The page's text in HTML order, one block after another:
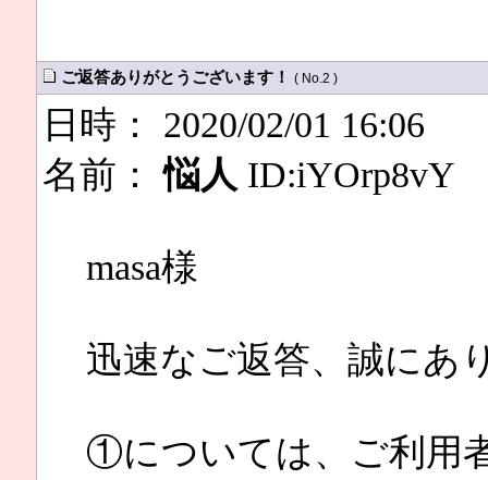
ご返答ありがとうございます！ ( No.2 )
日時： 2020/02/01 16:06
名前：悩人 ID:iYOrp8vY
masa様
迅速なご返答、誠にあ
①については、ご利用